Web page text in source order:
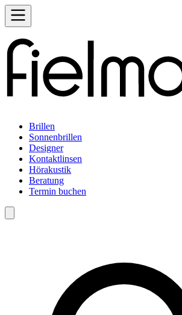
Brillen
Sonnenbrillen
Designer
Kontaktlinsen
Hörakustik
Beratung
Termin buchen